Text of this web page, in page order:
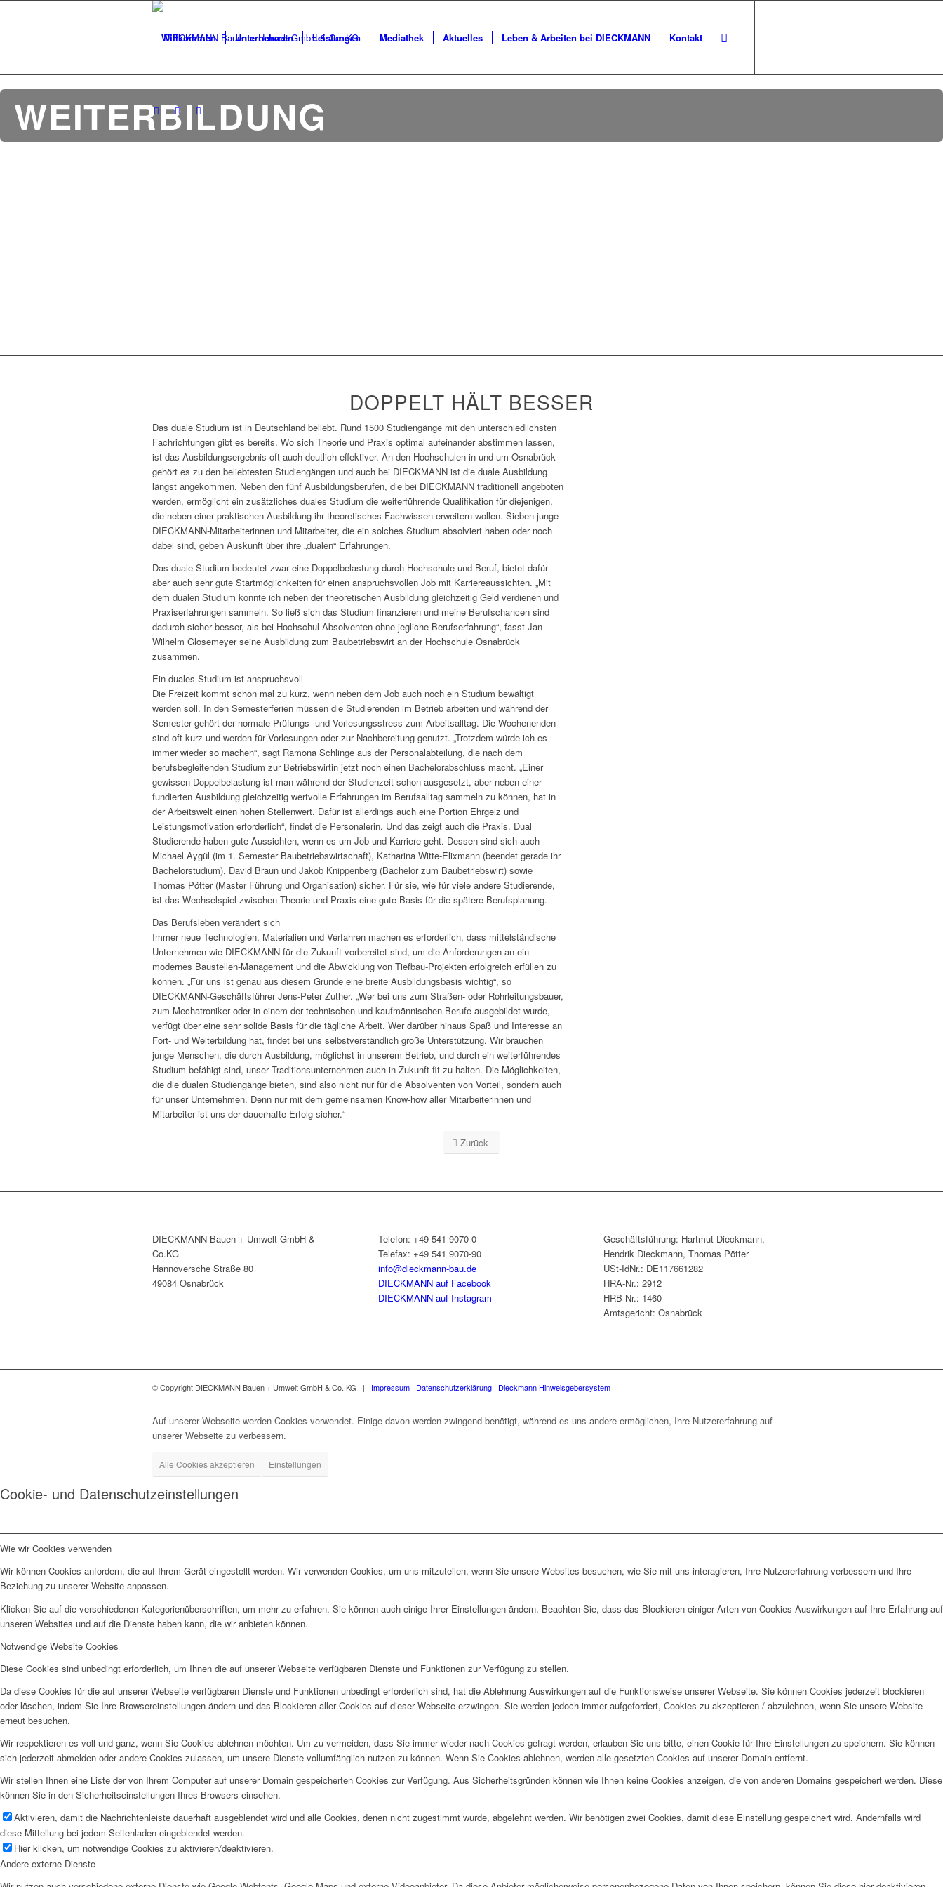
Willkommen Unternehmen Leistungen Mediathek Aktuelles Leben & Arbeiten bei DIECKMANN Kontakt
WEITERBILDUNG
DOPPELT HÄLT BESSER
Das duale Studium ist in Deutschland beliebt. Rund 1500 Studiengänge mit den unterschiedlichsten
Fachrichtungen gibt es bereits. Wo sich Theorie und Praxis optimal aufeinander abstimmen lassen,
ist das Ausbildungsergebnis oft auch deutlich effektiver. An den Hochschulen in und um Osnabrück
gehört es zu den beliebtesten Studiengängen und auch bei DIECKMANN ist die duale Ausbildung
längst angekommen. Neben den fünf Ausbildungsberufen, die bei DIECKMANN traditionell angeboten
werden, ermöglicht ein zusätzliches duales Studium die weiterführende Qualifikation für diejenigen,
die neben einer praktischen Ausbildung ihr theoretisches Fachwissen erweitern wollen. Sieben junge
DIECKMANN-Mitarbeiterinnen und Mitarbeiter, die ein solches Studium absolviert haben oder noch
dabei sind, geben Auskunft über ihre „dualen“ Erfahrungen.
Das duale Studium bedeutet zwar eine Doppelbelastung durch Hochschule und Beruf, bietet dafür
aber auch sehr gute Startmöglichkeiten für einen anspruchsvollen Job mit Karriereaussichten. „Mit
dem dualen Studium konnte ich neben der theoretischen Ausbildung gleichzeitig Geld verdienen und
Praxiserfahrungen sammeln. So ließ sich das Studium finanzieren und meine Berufschancen sind
dadurch sicher besser, als bei Hochschul-Absolventen ohne jegliche Berufserfahrung“, fasst Jan-
Wilhelm Glosemeyer seine Ausbildung zum Baubetriebswirt an der Hochschule Osnabrück
zusammen.
Ein duales Studium ist anspruchsvoll
Die Freizeit kommt schon mal zu kurz, wenn neben dem Job auch noch ein Studium bewältigt
werden soll. In den Semesterferien müssen die Studierenden im Betrieb arbeiten und während der
Semester gehört der normale Prüfungs- und Vorlesungsstress zum Arbeitsalltag. Die Wochenenden
sind oft kurz und werden für Vorlesungen oder zur Nachbereitung genutzt. „Trotzdem würde ich es
immer wieder so machen“, sagt Ramona Schlinge aus der Personalabteilung, die nach dem
berufsbegleitenden Studium zur Betriebswirtin jetzt noch einen Bachelorabschluss macht. „Einer
gewissen Doppelbelastung ist man während der Studienzeit schon ausgesetzt, aber neben einer
fundierten Ausbildung gleichzeitig wertvolle Erfahrungen im Berufsalltag sammeln zu können, hat in
der Arbeitswelt einen hohen Stellenwert. Dafür ist allerdings auch eine Portion Ehrgeiz und
Leistungsmotivation erforderlich“, findet die Personalerin. Und das zeigt auch die Praxis. Dual
Studierende haben gute Aussichten, wenn es um Job und Karriere geht. Dessen sind sich auch
Michael Aygül (im 1. Semester Baubetriebswirtschaft), Katharina Witte-Elixmann (beendet gerade ihr
Bachelorstudium), David Braun und Jakob Knippenberg (Bachelor zum Baubetriebswirt) sowie
Thomas Pötter (Master Führung und Organisation) sicher. Für sie, wie für viele andere Studierende,
ist das Wechselspiel zwischen Theorie und Praxis eine gute Basis für die spätere Berufsplanung.
Das Berufsleben verändert sich
Immer neue Technologien, Materialien und Verfahren machen es erforderlich, dass mittelständische
Unternehmen wie DIECKMANN für die Zukunft vorbereitet sind, um die Anforderungen an ein
modernes Baustellen-Management und die Abwicklung von Tiefbau-Projekten erfolgreich erfüllen zu
können. „Für uns ist genau aus diesem Grunde eine breite Ausbildungsbasis wichtig“, so
DIECKMANN-Geschäftsführer Jens-Peter Zuther. „Wer bei uns zum Straßen- oder Rohrleitungsbauer,
zum Mechatroniker oder in einem der technischen und kaufmännischen Berufe ausgebildet wurde,
verfügt über eine sehr solide Basis für die tägliche Arbeit. Wer darüber hinaus Spaß und Interesse an
Fort- und Weiterbildung hat, findet bei uns selbstverständlich große Unterstützung. Wir brauchen
junge Menschen, die durch Ausbildung, möglichst in unserem Betrieb, und durch ein weiterführendes
Studium befähigt sind, unser Traditionsunternehmen auch in Zukunft fit zu halten. Die Möglichkeiten,
die die dualen Studiengänge bieten, sind also nicht nur für die Absolventen von Vorteil, sondern auch
für unser Unternehmen. Denn nur mit dem gemeinsamen Know-how aller Mitarbeiterinnen und
Mitarbeiter ist uns der dauerhafte Erfolg sicher.“
Zurück
DIECKMANN Bauen + Umwelt GmbH &
Co.KG
Hannoversche Straße 80
49084 Osnabrück
Telefon: +49 541 9070-0
Telefax: +49 541 9070-90
info@dieckmann-bau.de
DIECKMANN auf Facebook
DIECKMANN auf Instagram
Geschäftsführung: Hartmut Dieckmann,
Hendrik Dieckmann, Thomas Pötter
USt-IdNr.: DE117661282
HRA-Nr.: 2912
HRB-Nr.: 1460
Amtsgericht: Osnabrück
© Copyright DIECKMANN Bauen + Umwelt GmbH & Co. KG | Impressum | Datenschutzerklärung | Dieckmann Hinweisgebersystem
Auf unserer Webseite werden Cookies verwendet. Einige davon werden zwingend benötigt, während es uns andere ermöglichen, Ihre Nutzererfahrung auf
unserer Webseite zu verbessern.
Alle Cookies akzeptieren Einstellungen
Cookie- und Datenschutzeinstellungen
Wie wir Cookies verwenden
Wir können Cookies anfordern, die auf Ihrem Gerät eingestellt werden. Wir verwenden Cookies, um uns mitzuteilen, wenn Sie unsere Websites besuchen, wie Sie mit uns interagieren, Ihre Nutzererfahrung verbessern und Ihre
Beziehung zu unserer Website anpassen.
Klicken Sie auf die verschiedenen Kategorienüberschriften, um mehr zu erfahren. Sie können auch einige Ihrer Einstellungen ändern. Beachten Sie, dass das Blockieren einiger Arten von Cookies Auswirkungen auf Ihre Erfahrung auf
unseren Websites und auf die Dienste haben kann, die wir anbieten können.
Notwendige Website Cookies
Diese Cookies sind unbedingt erforderlich, um Ihnen die auf unserer Webseite verfügbaren Dienste und Funktionen zur Verfügung zu stellen.
Da diese Cookies für die auf unserer Webseite verfügbaren Dienste und Funktionen unbedingt erforderlich sind, hat die Ablehnung Auswirkungen auf die Funktionsweise unserer Webseite. Sie können Cookies jederzeit blockieren
oder löschen, indem Sie Ihre Browsereinstellungen ändern und das Blockieren aller Cookies auf dieser Webseite erzwingen. Sie werden jedoch immer aufgefordert, Cookies zu akzeptieren / abzulehnen, wenn Sie unsere Website
erneut besuchen.
Wir respektieren es voll und ganz, wenn Sie Cookies ablehnen möchten. Um zu vermeiden, dass Sie immer wieder nach Cookies gefragt werden, erlauben Sie uns bitte, einen Cookie für Ihre Einstellungen zu speichern. Sie können
sich jederzeit abmelden oder andere Cookies zulassen, um unsere Dienste vollumfänglich nutzen zu können. Wenn Sie Cookies ablehnen, werden alle gesetzten Cookies auf unserer Domain entfernt.
Wir stellen Ihnen eine Liste der von Ihrem Computer auf unserer Domain gespeicherten Cookies zur Verfügung. Aus Sicherheitsgründen können wie Ihnen keine Cookies anzeigen, die von anderen Domains gespeichert werden. Diese
können Sie in den Sicherheitseinstellungen Ihres Browsers einsehen.
Aktivieren, damit die Nachrichtenleiste dauerhaft ausgeblendet wird und alle Cookies, denen nicht zugestimmt wurde, abgelehnt werden. Wir benötigen zwei Cookies, damit diese Einstellung gespeichert wird. Andernfalls wird
diese Mitteilung bei jedem Seitenladen eingeblendet werden.
Hier klicken, um notwendige Cookies zu aktivieren/deaktivieren.
Andere externe Dienste